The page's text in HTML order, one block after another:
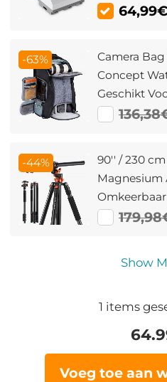
A7iv, A7C,
64,99€
-63%
Camera
Concept
Geschikt
Met
-44%
90'' / 230
Magnesium
Show
1 items
Voeg toe aan